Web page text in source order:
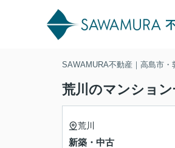
SAWAMURA不動産｜高島市・
荒川のマンション
荒川
新築・中古